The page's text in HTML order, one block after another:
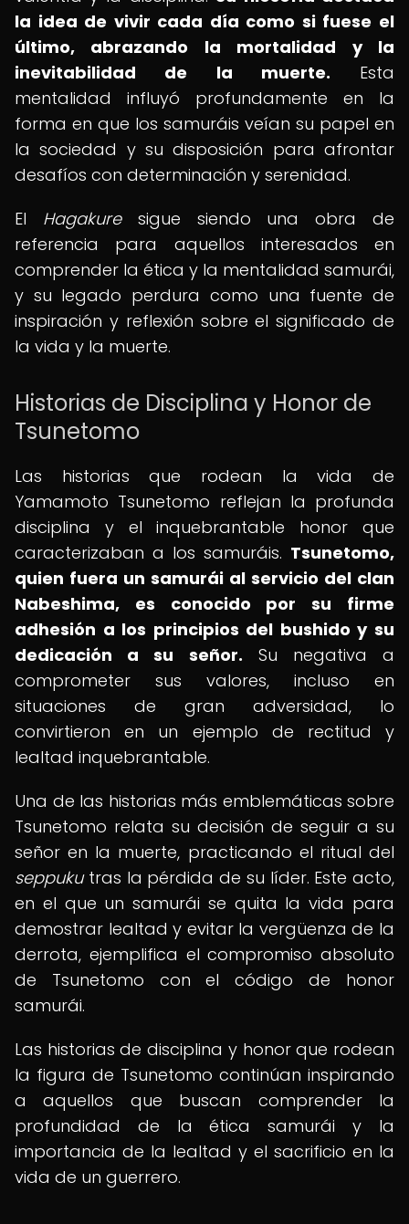
la idea de vivir cada día como si fuese el
último, abrazando la mortalidad y la
inevitabilidad de la muerte. Esta
mentalidad influyó profundamente en la
forma en que los samuráis veían su papel en
la sociedad y su disposición para afrontar
desafíos con determinación y serenidad.
El Hagakuresigue siendo una obra de
referencia para aquellos interesados en
comprender la ética y la mentalidad samurái,
y su legado perdura como una fuente de
inspiración y reflexión sobre el significado de
la vida y la muerte.
Historias de Disciplina y Honor de
Tsunetomo
Las historias que rodean la vida de
Yamamoto Tsunetomo reflejan la profunda
disciplina y el inquebrantable honor que
caracterizaban a los samuráis. Tsunetomo,
quien fuera un samurái al servicio del clan
Nabeshima, es conocido por su firme
adhesión a los principios del bushido y su
dedicación a su señor. Su negativa a
comprometer sus valores, incluso en
situaciones de gran adversidad, lo
convirtieron en un ejemplo de rectitud y
lealtad inquebrantable.
Una de las historias más emblemáticas sobre
Tsunetomo relata su decisión de seguir a su
señor en la muerte, practicando el ritual del
seppukutras la pérdida de su líder. Este acto,
en el que un samurái se quita la vida para
demostrar lealtad y evitar la vergüenza de la
derrota, ejemplifica el compromiso absoluto
de Tsunetomo con el código de honor
samurái.
Las historias de disciplina y honor que rodean
la figura de Tsunetomo continúan inspirando
a aquellos que buscan comprender la
profundidad de la ética samurái y la
importancia de la lealtad y el sacrificio en la
vida de un guerrero.